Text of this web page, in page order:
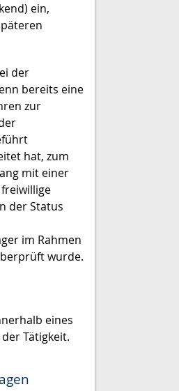
ein,
der
bereits eine
zur
hat, zum
mit einer
der Status
im Rahmen
wurde.
eines
Tätigkeit.